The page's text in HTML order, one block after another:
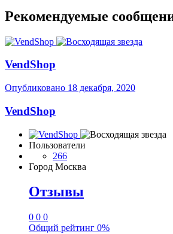
Рекомендуемые
VendShop
Опубликовано 18 декабря, 2020
VendShop
Пользователи
266
Город Москва
Отзывы
0 0 0
Общий рейтинг 0%